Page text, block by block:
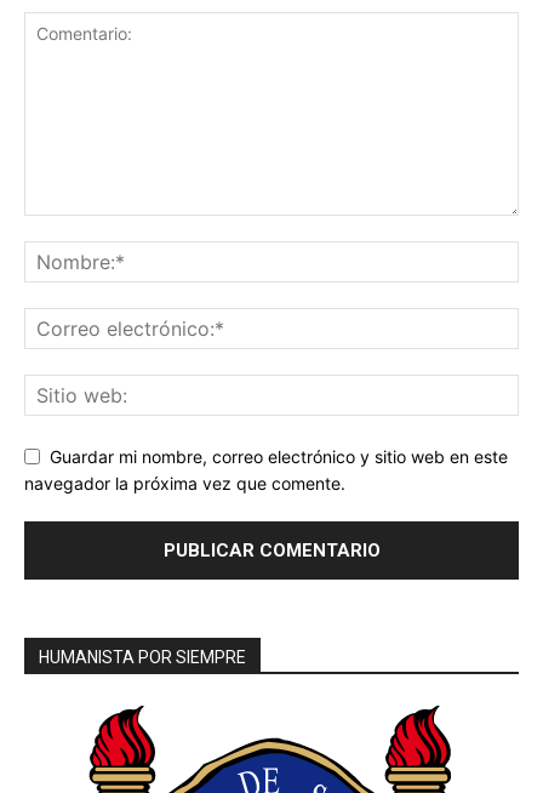
Guardar mi nombre, correo electrónico y sitio web en este
navegador la próxima vez que comente.
HUMANISTA POR SIEMPRE